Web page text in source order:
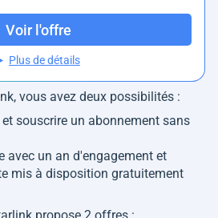
Voir l'offre
Plus de détails
vous avez deux possibilités :
souscrire un abonnement sans
avec un an d'engagement et
mis à disposition gratuitement